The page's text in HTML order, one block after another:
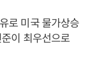
로 미국 물가상승
이 최우선으로